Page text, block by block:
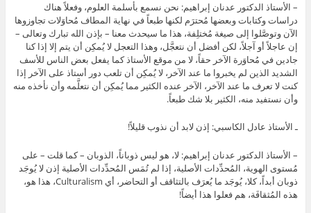
– الأستاذ الدكتور عدنان إبراهيم: نحن نسمع بأسلمة العلوم، وفعلاً هناك
دراسات وكتابات وبعضها مُحترَم لكنها طبعاً في نهاية المطاف مُحاوَلات تجاوزوها
الآن وتوصَّلوا إلى صيغة مُختلِفة، هذا ما سيحدث معنا – بإذن الله تبارك وتعالى –
إن عاجلاً أو آجلاً، لكن أفضل أن نتعجَّل، وهذا التعجل لا يُمكِن أن يتم إلا إذا كنا
جادين في مُحاوَرة الآخر حقاً، لا من موقع الأستاذ كما يفعل بعض الناس للأسف
الشديد الذين لم يخبروا ما عند الآخر، لا يُمكِن أن تلعب دور أستاذ على الآخر إذا
كنت لا تعرف ما عند الآخر، الآخر عنده الكثير مما يُمكِن أن نتعلَّمه وأن نأخذه منه
وأن نستفيد منه، الكثير بلا شك طبعاً.
ـ الأستاذ عادل الكاسبي: إذن لابد أن نذوب قليلاً!
– الأستاذ الدكتور عدنان إبراهيم: لا، هو ليس ذوباناً، الذوبان – كما قلت – على
مُستوى الهوية، المُحدِّدات الأصلية، إذا لم تُمَس المُحدِّدات الأصلية إذن لا يُوجَد
ذوبان أبداً، كلا، يُوجَد ما يُعرَف بالتثاقف أو التحاضر، أي Culturalism، هذا هو،
هذه المُثقافَة، هم فعلوا هذا أيضاً!